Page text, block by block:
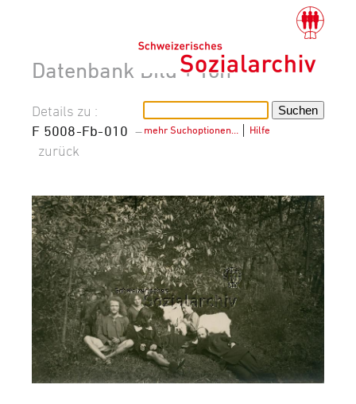
Datenbank Bild + Ton
mehr Suchoptionen… Hilfe
Details zu :
F 5008-Fb-010 –
zurück